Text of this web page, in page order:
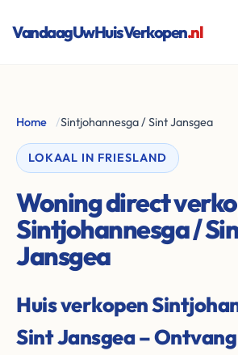
VandaagUwHuisVerkopen.nl
Home /Sintjohannesga / Sint Jansgea
LOKAAL IN FRIESLAND
Woning direct
Sintjohannesga /
Jansgea
Huis verkopen
Sint Jansgea –